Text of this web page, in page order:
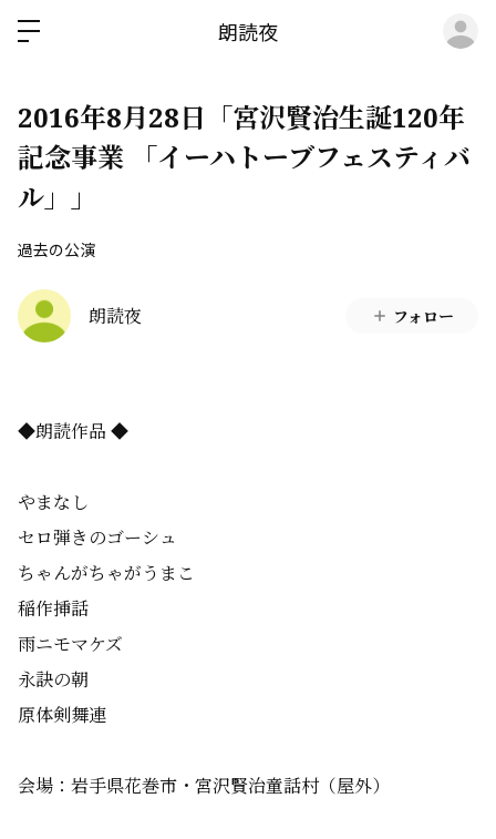
朗読夜
2016年8月28日「宮沢賢治生誕120年
記念事業 「イーハトーブフェスティバ
ル」」
過去の公演
朗読夜 フォロー
◆朗読作品 ◆
やまなし
セロ弾きのゴーシュ
ちゃんがちゃがうまこ
稲作挿話
雨ニモマケズ
永訣の朝
原体剣舞連
会場：岩手県花巻市・宮沢賢治童話村（屋外）